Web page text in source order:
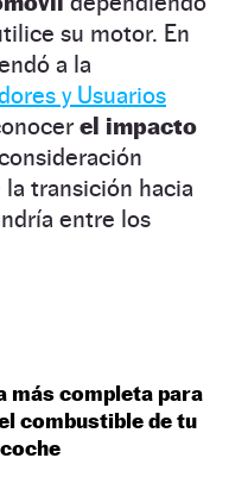
su motor. En
a la
y Usuarios
el impacto
transición hacia
entre los
más completa para
combustible de tu